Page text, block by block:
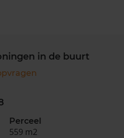
in de buurt
Perceel
559 m2